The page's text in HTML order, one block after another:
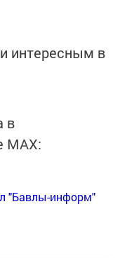
интересным в
в
MАХ:
"Бавлы-информ"